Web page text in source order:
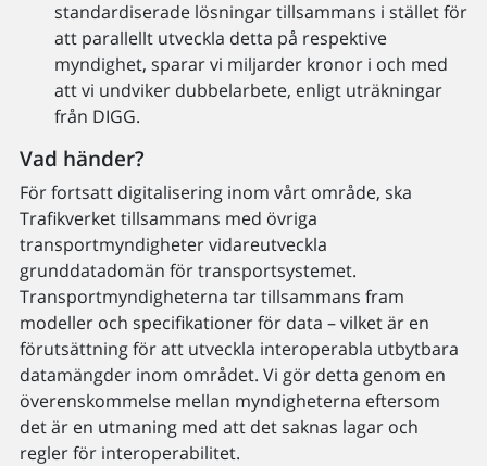
standardiserade lösningar tillsammans i stället för
att parallellt utveckla detta på respektive
myndighet, sparar vi miljarder kronor i och med
att vi undviker dubbelarbete, enligt uträkningar
från DIGG.
Vad händer?
För fortsatt digitalisering inom vårt område, ska
Trafikverket tillsammans med övriga
transportmyndigheter vidareutveckla
grunddatadomän för transportsystemet.
Transportmyndigheterna tar tillsammans fram
modeller och specifikationer för data – vilket är en
förutsättning för att utveckla interoperabla utbytbara
datamängder inom området. Vi gör detta genom en
överenskommelse mellan myndigheterna eftersom
det är en utmaning med att det saknas lagar och
regler för interoperabilitet.